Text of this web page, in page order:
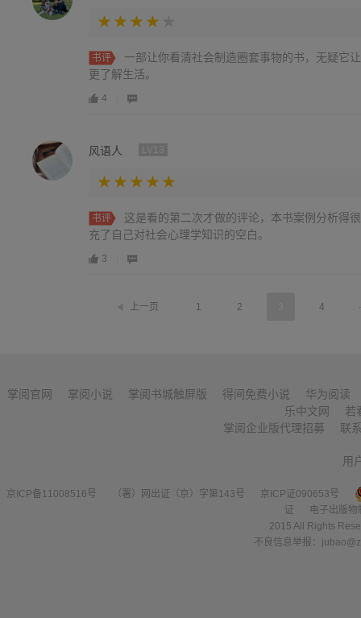
书评
一部让你看清社会制造圈套事物的书，无疑它
更了解生活。
4
风语人
书评
这是看的第二次才做的评论，本书案例分析得
充了自己对社会心理学知识的空白。
3
上一页 1 2 4
掌阅官网 掌阅小说 掌阅书城触屏版 得间免费小说
华为阅读
乐中文网
若
掌阅企业版代理招募
联
用
京ICP备11008516号 （署）网出证（京）字第143号
京ICP证090653号
证
电子出版
2015 All Rights
不良信息举报：